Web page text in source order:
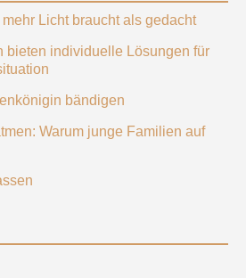
Licht braucht als gedacht
bieten individuelle Lösungen für
bändigen
Warum junge Familien auf